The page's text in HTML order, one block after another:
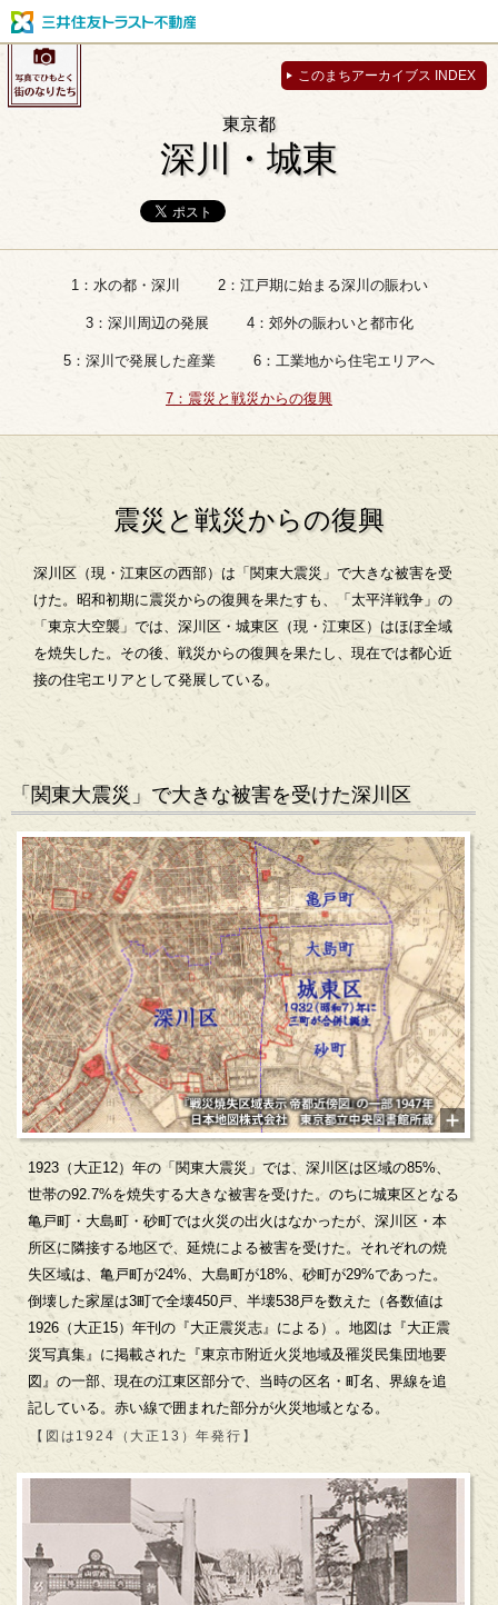
このまちアーカイブス INDEX
東京都
深川・城東
1：水の都・深川 2：江戸期に始まる深川の賑わい
3：深川周辺の発展 4：郊外の賑わいと都市化
5：深川で発展した産業 6：工業地から住宅エリアへ
7：震災と戦災からの復興
震災と戦災からの復興
深川区（現・江東区の西部）は「関東大震災」で大きな被害を受
けた。昭和初期に震災からの復興を果たすも、「太平洋戦争」の
「東京大空襲」では、深川区・城東区（現・江東区）はほぼ全域
を焼失した。その後、戦災からの復興を果たし、現在では都心近
接の住宅エリアとして発展している。
「関東大震災」で大きな被害を受けた深川区
1923（大正12）年の「関東大震災」では、深川区は区域の85%、
世帯の92.7%を焼失する大きな被害を受けた。のちに城東区となる
亀戸町・大島町・砂町では火災の出火はなかったが、深川区・本
所区に隣接する地区で、延焼による被害を受けた。それぞれの焼
失区域は、亀戸町が24%、大島町が18%、砂町が29%であった。
倒壊した家屋は3町で全壊450戸、半壊538戸を数えた（各数値は
1926（大正15）年刊の『大正震災志』による）。地図は『大正震
災写真集』に掲載された『東京市附近火災地域及罹災民集団地要
図』の一部、現在の江東区部分で、当時の区名・町名、界線を追
記している。赤い線で囲まれた部分が火災地域となる。
【図は1924（大正13）年発行】